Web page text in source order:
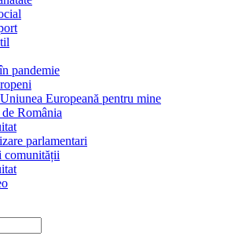
pandemie
Europeană pentru mine
România
parlamentari
comunității